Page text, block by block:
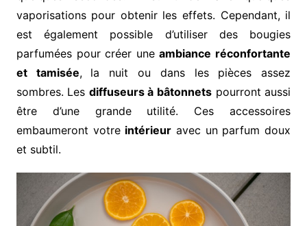
vaporisations pour obtenir les effets. Cependant, il
est également possible d’utiliser des bougies
parfumées pour créer uneambiance réconfortante
et tamisée,
la nuit ou dans les pièces assez
sombres. Les diffuseurs à bâtonnets pourront aussi
être d’une grande utilité. Ces accessoires
embaumeront votre intérieur avec un parfum doux
et subtil.